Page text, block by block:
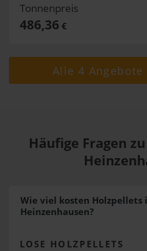
Tonnenpreis
486,36 €
Alle 4 Angebote
Häufige Fragen
Wie viel kosten Holzpellets
Heinzenhausen?
LOSE HOLZPELLETS